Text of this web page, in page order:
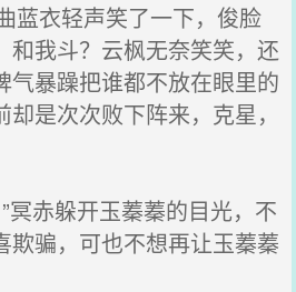
蓝衣轻声笑了一下，俊脸
和我斗？云枫无奈笑笑，还
气暴躁把谁都不放在眼里的
是次次败下阵来，克星，
赤躲开玉蓁蓁的目光，不
欺骗，可也不想再让玉蓁蓁